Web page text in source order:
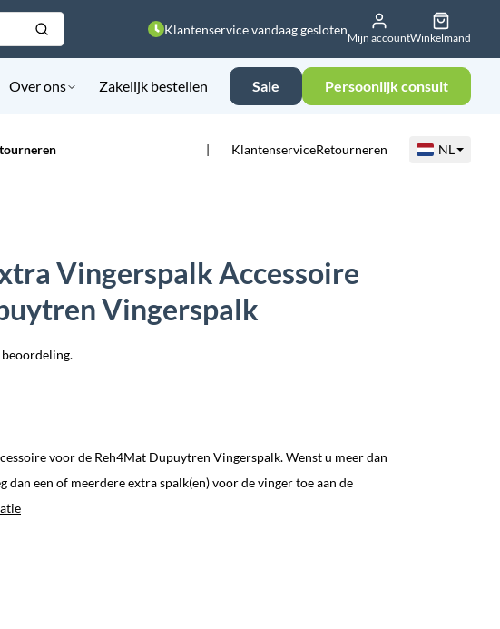
Klantenservice vandaag gesloten
Mijn accountWinkelmand
Over ons Zakelijk bestellen Sale Persoonlijk consult
KlantenserviceRetourneren NL
Vingerspalk Accessoire
Vingerspalk
beoordeling.
voor de Reh4Mat Dupuytren Vingerspalk. Wenst u meer dan
dan een of meerdere extra spalk(en) voor de vinger toe aan de